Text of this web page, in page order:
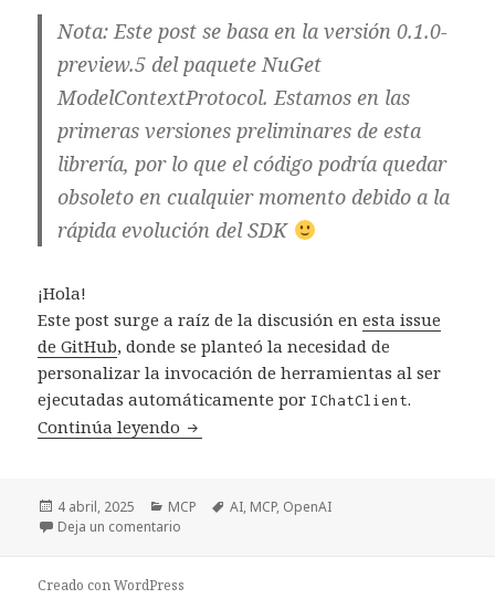
Nota: Este post se basa en la versión 0.1.0-
preview.5 del paquete NuGet
ModelContextProtocol. Estamos en las
primeras versiones preliminares de esta
librería, por lo que el código podría quedar
obsoleto en cualquier momento debido a la
rápida evolución del SDK
¡Hola!
Este post surge a raíz de la discusión enesta issue
de GitHub, donde se planteó la necesidad de
personalizar la invocación de herramientas al ser
ejecutadas automáticamente por IChatClient.
Continúa leyendo Personalizando la invocación de
Publicado
el
4 abril, 2025 Categorías
MCP Etiquetas
AI, MCP, OpenAI
Deja un comentario
Creado con WordPress